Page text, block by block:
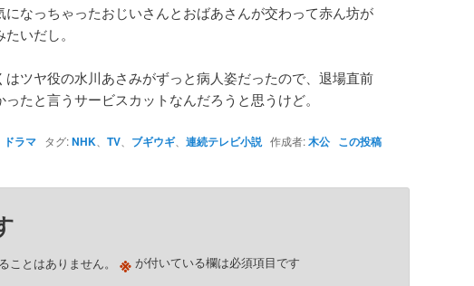
になっちゃったおじいさんとおばあさんが交わって赤ん坊が
いだし。
ツヤ役の水川あさみがずっと病人姿だったので、退場直前
たと言うサービスカットなんだろうと思うけど。
ドラマタグ:NHK TV、 ブギウギ、 連続テレビ小説作成者:木公 この投稿
ことはありません。 ※が付いている欄は必須項目です